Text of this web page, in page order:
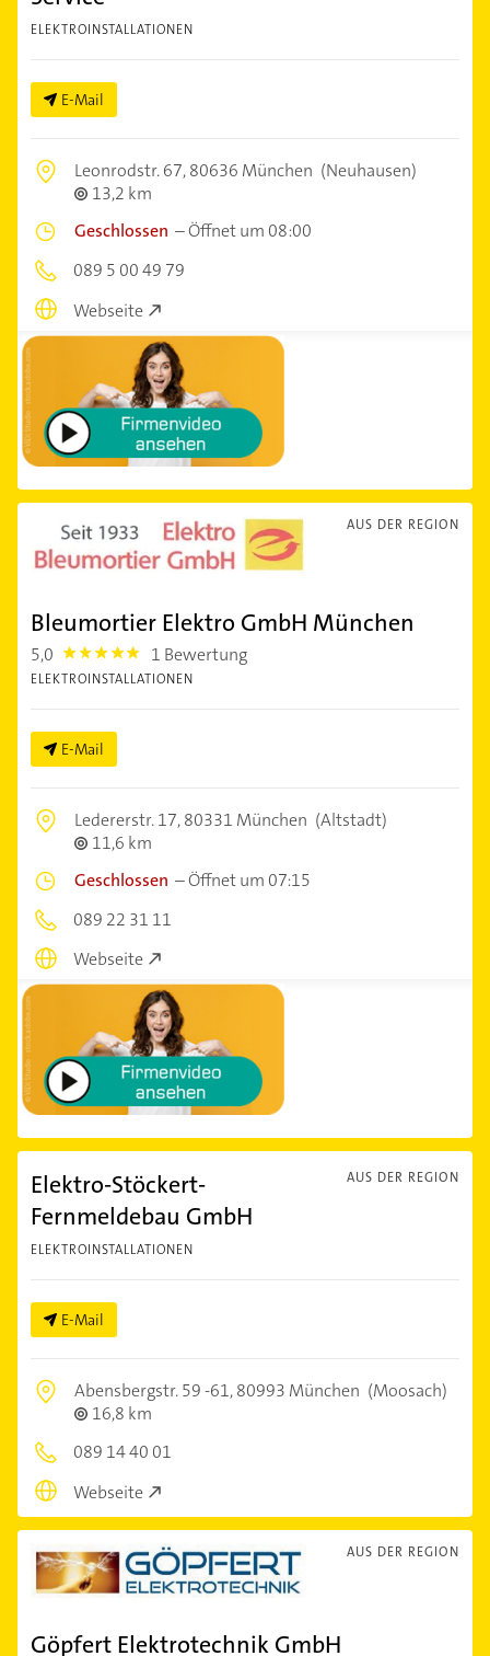
ELEKTROINSTALLATIONEN
E-Mail
Leonrodstr. 67,80636 München (Neuhausen)
13,2 km
Geschlossen –Öffnet um 08:00
089 5 00 49 79
Webseite
AUS DER REGION
Bleumortier Elektro GmbH München
5,0 5.0 1 Bewertung
ELEKTROINSTALLATIONEN
E-Mail
Ledererstr. 17,80331 München (Altstadt)
11,6 km
Geschlossen –Öffnet um 07:15
089 22 31 11
Webseite
AUS DER REGION
Elektro-Stöckert-
Fernmeldebau GmbH
ELEKTROINSTALLATIONEN
E-Mail
Abensbergstr. 59 -61,80993 München (Moosach)
16,8 km
089 14 40 01
Webseite
AUS DER REGION
Göpfert Elektrotechnik GmbH